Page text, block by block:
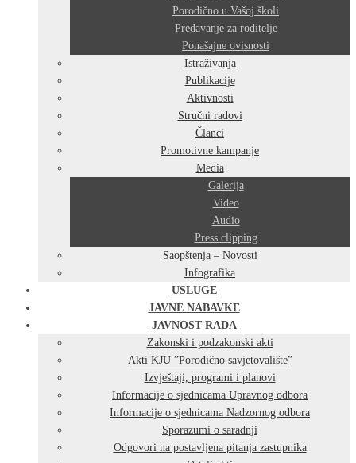
Porodično u Vašoj školi
Predavanje za roditelje
Ponašajne ovisnosti
Istraživanja
Publikacije
Aktivnosti
Stručni radovi
Članci
Promotivne kampanje
Media
Galerija
Video
Audio
Press clipping
Saopštenja – Novosti
Infografika
USLUGE
JAVNE NABAVKE
JAVNOST RADA
Zakonski i podzakonski akti
Akti KJU ”Porodično savjetovalište”
Izvještaji, programi i planovi
Informacije o sjednicama Upravnog odbora
Informacije o sjednicama Nadzornog odbora
Sporazumi o saradnji
Odgovori na postavljena pitanja zastupnika